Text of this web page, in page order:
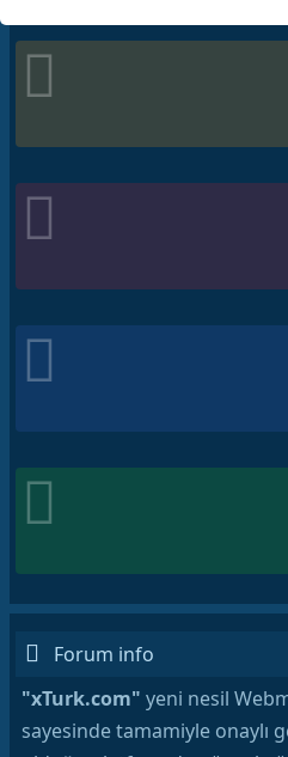
Forum info
"xTurk.com" yeni nesil
sayesinde tamamiyle onaylı